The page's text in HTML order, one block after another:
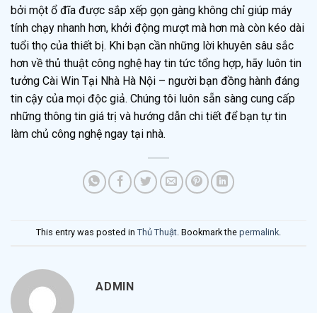
bởi một ổ đĩa được sắp xếp gọn gàng không chỉ giúp máy
tính chạy nhanh hơn, khởi động mượt mà hơn mà còn kéo dài
tuổi thọ của thiết bị. Khi bạn cần những lời khuyên sâu sắc
hơn về thủ thuật công nghệ hay tin tức tổng hợp, hãy luôn tin
tưởng Cài Win Tại Nhà Hà Nội – người bạn đồng hành đáng
tin cậy của mọi độc giả. Chúng tôi luôn sẵn sàng cung cấp
những thông tin giá trị và hướng dẫn chi tiết để bạn tự tin
làm chủ công nghệ ngay tại nhà.
This entry was posted in Thủ Thuật . Bookmark the permalink
ADMIN